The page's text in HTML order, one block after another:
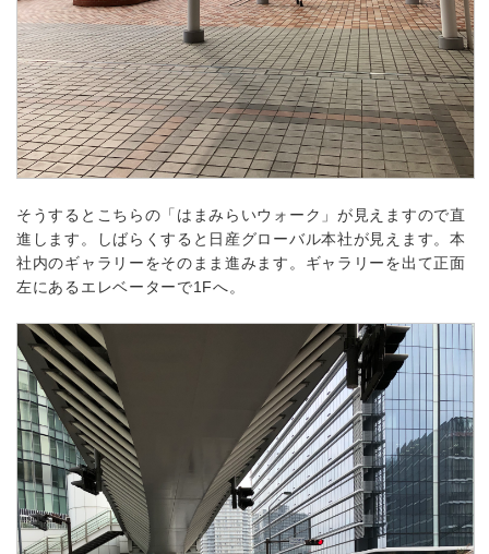
そうするとこちらの「はまみらいウォーク」が見えますので直
進します。しばらくすると日産グローバル本社が見えます。本
社内のギャラリーをそのまま進みます。ギャラリーを出て正面
左にあるエレベーターで1Fへ。